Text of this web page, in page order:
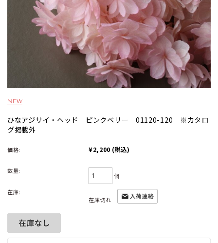
ひなアジサイ・ヘッド ピンクベリー 01120-120 ※カタロ
グ掲載外
価格: ¥2,200 (税込)
数量:
個
在庫:
在庫切れ